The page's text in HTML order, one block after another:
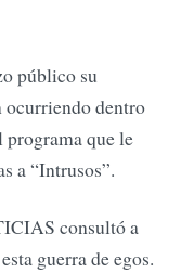
público su
ocurriendo dentro
programa que le
a “Intrusos”.
consultó a
guerra de egos.